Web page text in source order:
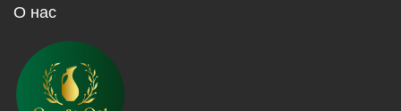
О нас